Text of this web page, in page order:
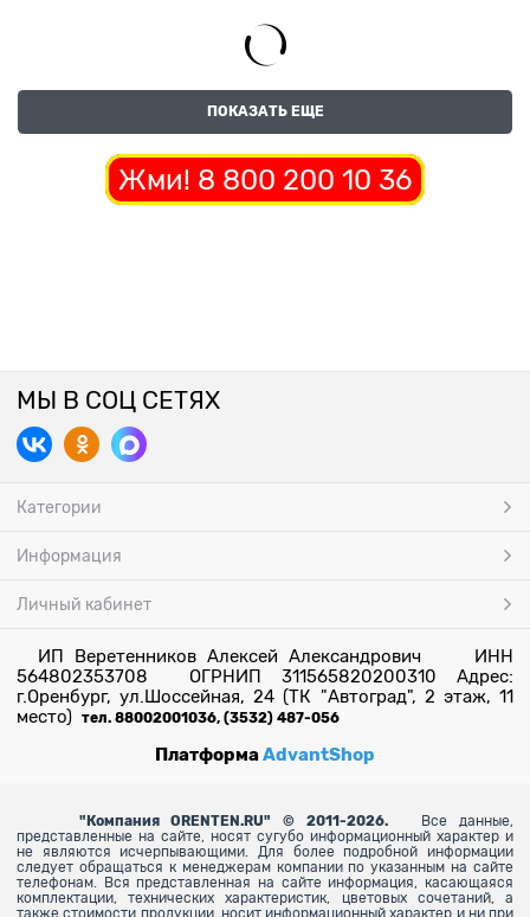
ПОКАЗАТЬ ЕЩЕ
Жми! 8 800 200 10 36
МЫ В СОЦ СЕТЯХ
Категории
Информация
Личный кабинет
ИП Веретенников Алексей Александрович ИНН
564802353708 ОГРНИП 311565820200310 Адрес:
г.Оренбург, ул.Шоссейная, 24 (ТК "Автоград", 2 этаж, 11
место) тел. 88002001036, (3532) 487-056
ПлатформаAdvantShop
" Компания ORENTEN.RU" © 2011-2026.
Все данные,
представленные на сайте, носят сугубо информационный характер и
не являются исчерпывающими. Для более подробной информации
следует обращаться к менеджерам компании по указанным на сайте
телефонам. Вся представленная на сайте информация, касающаяся
комплектации, технических характеристик, цветовых сочетаний, а
также стоимости продукции, носит информационный характер и ни при